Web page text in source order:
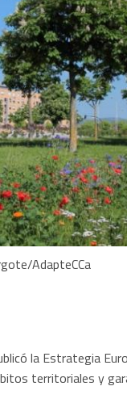
AdapteCCa
la Estrategia
territoriales y